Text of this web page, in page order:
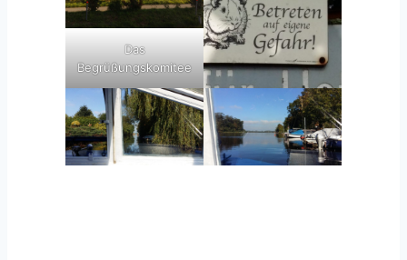
Das
Begrüßungskomitee